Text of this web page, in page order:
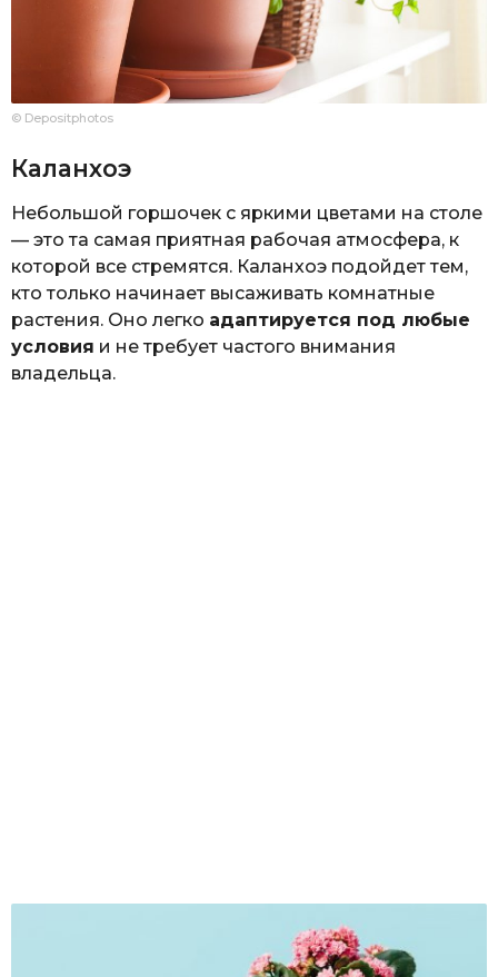
© Depositphotos
Каланхоэ
Небольшой горшочек с яркими цветами на столе
— это та самая приятная рабочая атмосфера, к
которой все стремятся. Каланхоэ подойдет тем,
кто только начинает высаживать комнатные
растения. Оно легко адаптируется под любые
условия и не требует частого внимания
владельца.